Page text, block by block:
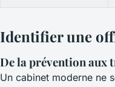
Identifier une
De la prévention aux
Un cabinet moderne ne